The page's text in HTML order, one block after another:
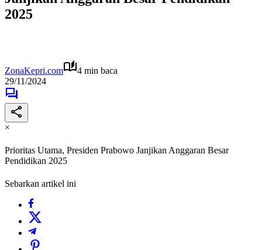
2025
ZonaKepri.com
4 min baca
29/11/2024
×
Prioritas Utama, Presiden Prabowo Janjikan Anggaran Besar
Pendidikan 2025
Sebarkan artikel ini